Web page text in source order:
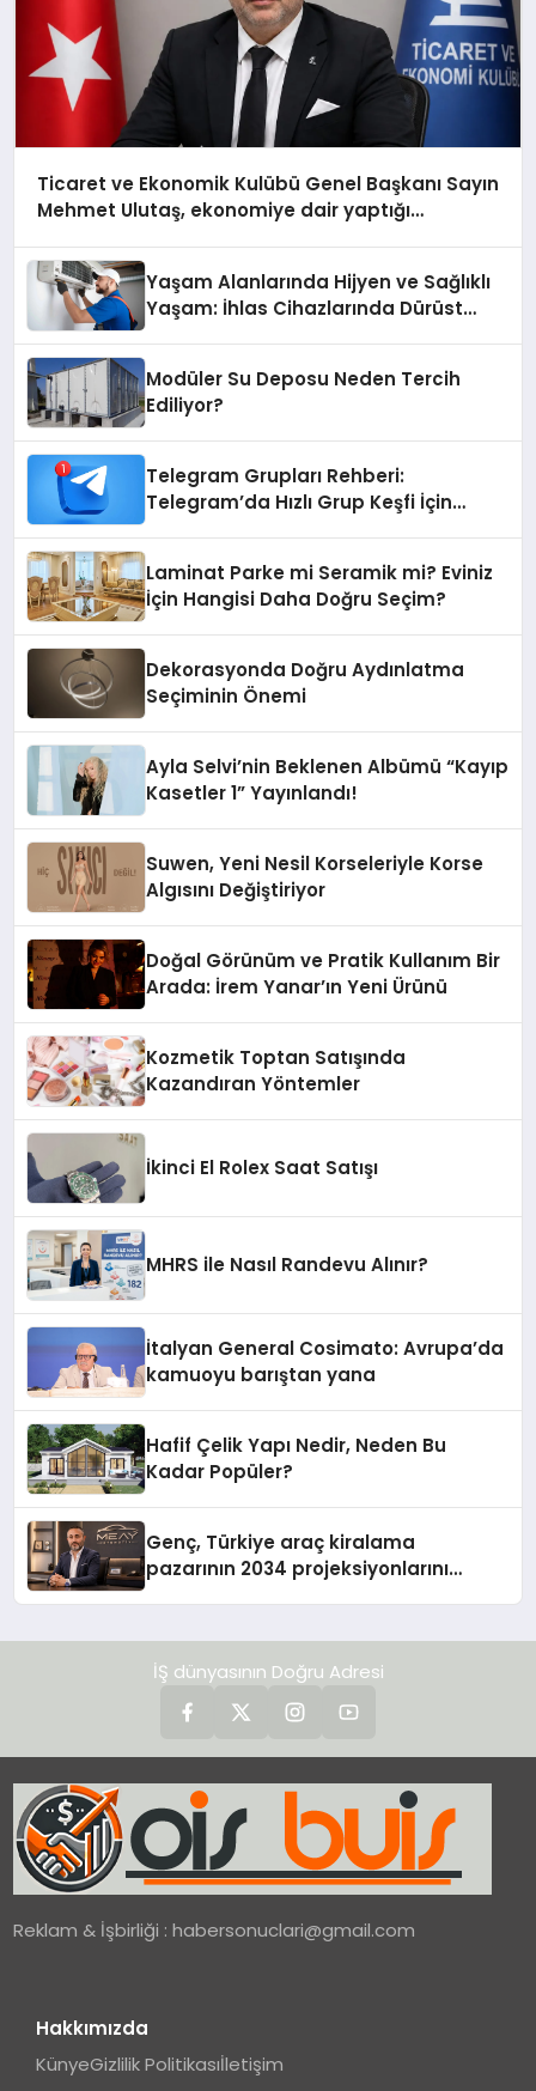
Ticaret ve Ekonomik Kulübü Genel Başkanı Sayın
Mehmet Ulutaş, ekonomiye dair yaptığı
Yaşam Alanlarında Hijyen ve Sağlıklı
Yaşam: İhlas Cihazlarında Dürüst
Modüler Su Deposu Neden Tercih
Ediliyor?
Telegram Grupları Rehberi:
Telegram’da Hızlı Grup Keşfi İçin
Laminat Parke mi Seramik mi? Eviniz
İçin Hangisi Daha Doğru Seçim?
Dekorasyonda Doğru Aydınlatma
Seçiminin Önemi
Ayla Selvi’nin Beklenen Albümü “Kayıp
Kasetler 1” Yayınlandı!
Suwen, Yeni Nesil Korseleriyle Korse
Algısını Değiştiriyor
Doğal Görünüm ve Pratik Kullanım Bir
Arada: İrem Yanar’ın Yeni Ürünü
Kozmetik Toptan Satışında
Kazandıran Yöntemler
İkinci El Rolex Saat Satışı
MHRS ile Nasıl Randevu Alınır?
İtalyan General Cosimato: Avrupa’da
kamuoyu barıştan yana
Hafif Çelik Yapı Nedir, Neden Bu
Kadar Popüler?
Genç, Türkiye araç kiralama
pazarının 2034 projeksiyonlarını
İŞ dünyasının Doğru Adresi
Reklam & İşbirliği :habersonuclari@gmail.com
Hakkımızda
KünyeGizlilik Politikasıİletişim